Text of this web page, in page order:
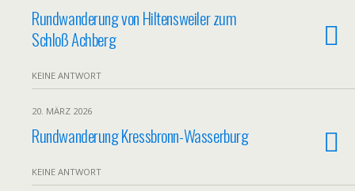
Rundwanderung von Hiltensweiler zum
Schloß Achberg
KEINE ANTWORT
20. MÄRZ 2026
Rundwanderung Kressbronn-Wasserburg
KEINE ANTWORT